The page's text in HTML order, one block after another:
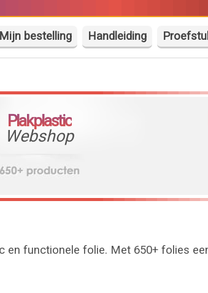
Mijn bestelling Handleiding
Plakplastic
Webshop
en functionele folie. Met 650+ folies